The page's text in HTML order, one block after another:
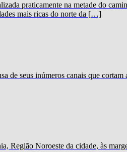
praticamente na metade do
mais ricas do norte da […]
de seus inúmeros canais que
Noroeste da cidade, às